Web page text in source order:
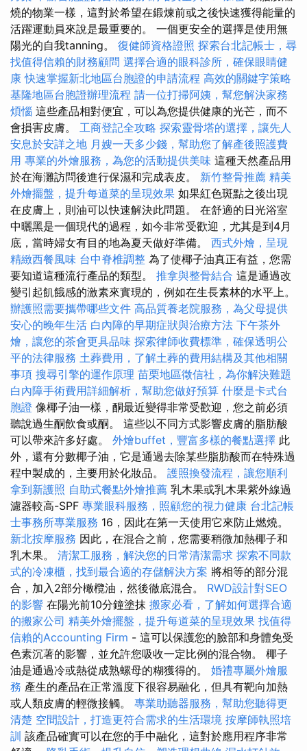
燒的物業一樣，這對於希望在鍛煉前或之後快速獲得能量的
活躍運動員來說是最重要的。 一個更安全的選擇是使用無
陽光的自我tanning。 復健師資格證照 探索台北記帳士，尋
找值得信賴的財務顧問 選擇合適的眼科診所，確保眼睛健
康 快速掌握新北地區台胞證的申請流程 高效的關鍵字策略
基隆地區台胞證辦理流程 請一位打掃阿姨，幫您解決家務
煩惱 這些產品相對便宜，可以為您提供健康的光芒，而不
會損害皮膚。 工商登記全攻略 探索靈骨塔的選擇，讓先人
安息於安詳之地 月嫂一天多少錢，幫助您了解產後照護費
用 專業的外燴服務，為您的活動提供美味 這種天然產品用
於在海灘訪問後進行保濕和完成表皮。 新竹整骨推薦 精美
外燴擺盤，提升每道菜的呈現效果 如果紅色斑點之後出現
在皮膚上，則油可以快速解決此問題。 在舒適的日光浴室
中曬黑是一個現代的過程，如今非常受歡迎，尤其是到4月
底，當時婦女有目的地為夏天做好準備。 西式外燴，呈現
精緻西餐風味 台中脊椎調整 為了使椰子油真正有益，您需
要知道這種流行產品的類型。 推拿與整骨結合 這是通過改
變引起飢餓感的激素來實現的，例如在生長素林的水平上。
辦護照需要攜帶哪些文件 高品質養老院服務，為父母提供
安心的晚年生活 白內障的早期症狀與治療方法 下午茶外
燴，讓您的茶會更具品味 探索律師收費標準，確保透明公
平的法律服務 土葬費用，了解土葬的費用結構及其他相關
事項 搜尋引擎的運作原理 苗栗地區徵信社，為你解決難題
白內障手術費用詳細解析，幫助您做好預算 什麼是卡式台
胞證 像椰子油一樣，酮最近變得非常受歡迎，您之前必須
聽說過生酮飲食或酮。 這些以不同方式影響皮膚的脂肪酸
可以帶來許多好處。 外燴buffet，豐富多樣的餐點選擇 此
外，還有分數椰子油，它是通過去除某些脂肪酸而在特殊過
程中製成的，主要用於化妝品。 護照換發流程，讓您順利
拿到新護照 自助式餐點外燴推薦 乳木果或乳木果紫外線過
濾器較高-SPF 專業眼科服務，照顧您的視力健康 台北記帳
士事務所專業服務 16，因此在第一天使用它來防止燃燒。
新北按摩服務 因此，在混合之前，您需要稍微加熱椰子和
乳木果。 清潔工服務，解決您的日常清潔需求 探索不同款
式的冷凍櫃，找到最合適的存儲解決方案 將相等的部分混
合，加入2部分橄欖油，然後徹底混合。 RWD設計對SEO
的影響 在陽光前10分鐘塗抹 搬家必看，了解如何選擇合適
的搬家公司 精美外燴擺盤，提升每道菜的呈現效果 找值得
信賴的Accounting Firm - 這可以保護您的臉部和身體免受
色素沉著的影響，並允許您吸收一定比例的混合物。 椰子
油是通過冷或熱從成熟螺母的糊獲得的。 婚禮專屬外燴服
務 產生的產品在正常溫度下很容易融化，但具有靶向加熱
或人類皮膚的輕微接觸。 專業助聽器服務，幫助您聽得更
清楚 空間設計，打造更符合需求的生活環境 按摩師執照培
訓 該產品確實可以在您的手中融化，這對於應用程序非常